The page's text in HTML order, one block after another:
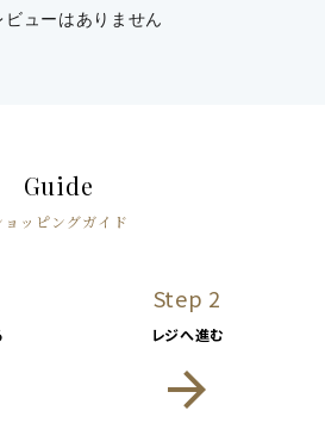
ビューはありません
Guide
ョッピングガイド
Step 2
レジへ進む
arrow_forward